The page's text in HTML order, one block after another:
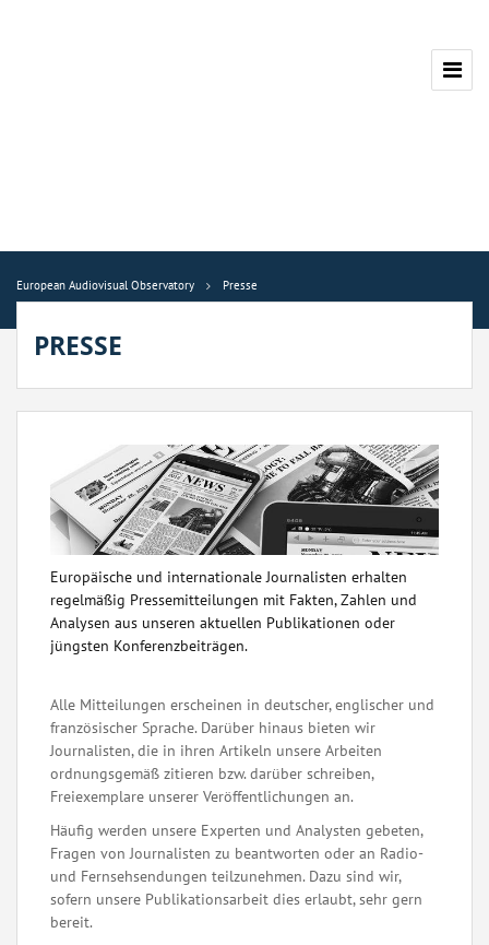
European Audiovisual Observatory Presse
PRESSE
Europäische und internationale Journalisten erhalten
regelmäßig Pressemitteilungen mit Fakten, Zahlen und
Analysen aus unseren aktuellen Publikationen oder
jüngsten Konferenzbeiträgen.
Alle Mitteilungen erscheinen in deutscher, englischer und
französischer Sprache. Darüber hinaus bieten wir
Journalisten, die in ihren Artikeln unsere Arbeiten
ordnungsgemäß zitieren bzw. darüber schreiben,
Freiexemplare unserer Veröffentlichungen an.
Häufig werden unsere Experten und Analysten gebeten,
Fragen von Journalisten zu beantworten oder an Radio-
und Fernsehsendungen teilzunehmen. Dazu sind wir,
sofern unsere Publikationsarbeit dies erlaubt, sehr gern
bereit.